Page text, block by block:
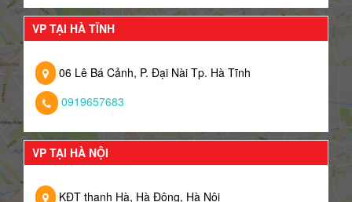
VP TẠI HÀ TĨNH
06 Lê Bá Cảnh, P. Đại Nài Tp. Hà Tĩnh
0919657683
VP TẠI HÀ NỘI
KĐT thanh Hà, Hà Đông, Hà Nội